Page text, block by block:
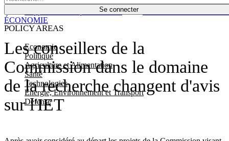
Se connecter
POLICY AREAS
Economie
Politique
Agriculture et Alimentation
Santé
Technologies
Energie, Environnement et Transport
Défense
Économie
Les conseillers de la
Commission dans le domaine
de la recherche changent d'avis
sur l'IET
ÉCONOMIE